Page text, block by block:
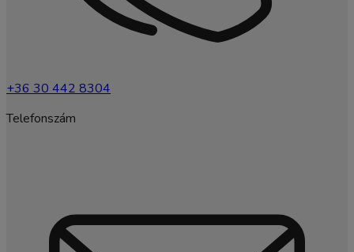
+36 30 442 8304
Telefonszám